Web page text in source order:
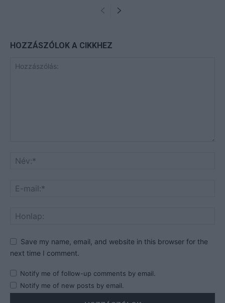
HOZZÁSZÓLOK A CIKKHEZ
Save my name, email, and website in this browser for the
next time I comment.
Notify me of follow-up comments by email.
Notify me of new posts by email.